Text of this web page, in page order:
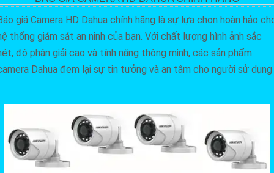
giá Camera HD Dahua chính hãng là sự lựa chọn hoàn hảo
thống giám sát an ninh của bạn. Với chất lượng hình ảnh sắc
độ phân giải cao và tính năng thông minh, các sản phẩm
Dahua đem lại sự tin tưởng và an tâm cho người sử dụng